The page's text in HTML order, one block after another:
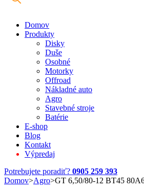
Domov
Produkty
Disky
Duše
Osobné
Motorky
Offroad
Nákladné auto
Agro
Stavebné stroje
Batérie
E-shop
Blog
Kontakt
Výpredaj
Potrebujete poradiť? 0905 259 393
Domov>Agro>GT 6,50/80-12 BT45